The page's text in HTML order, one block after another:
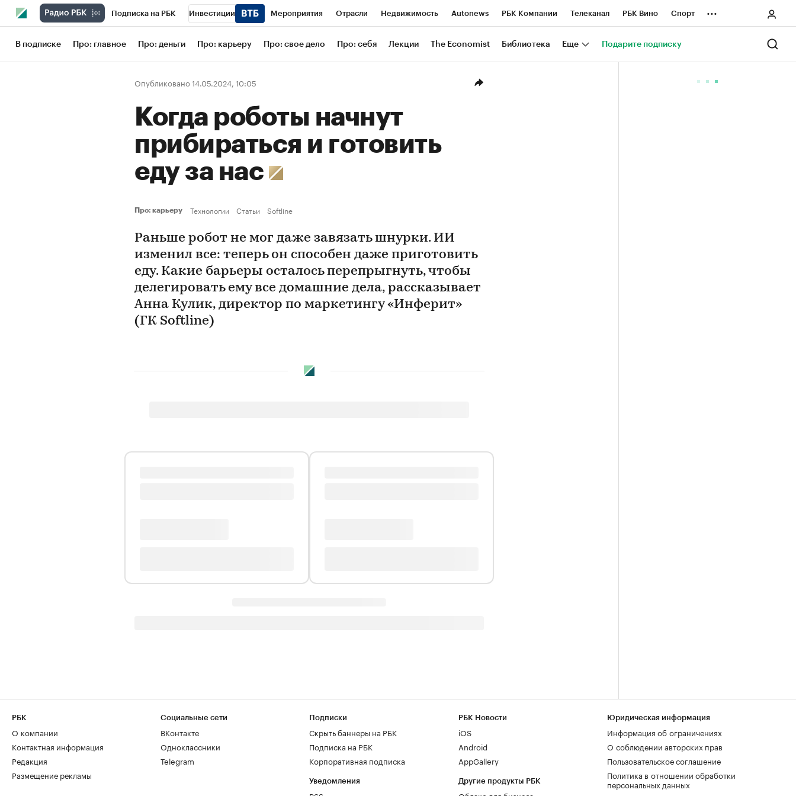
Подписка на РБК Инвестиции Мероприятия Отрасли Недвижимость Autonews РБК Компании Телеканал РБК Вино Спорт
Школа управления РБК РБК Образование РБК Life Тренды Визионеры Национальные проекты Город
Рынок наличной валюты
...
В подписке Про: главное Про: деньги Про: карьеру Про: свое дело Про: себя Лекции The Economist Библиотека Еще Подарите подписку
Опубликовано 14.05.2024, 10:05
Когда роботы начнут
прибираться и готовить
еду за нас
Про: карьеру Технологии Статьи Softline
Раньше робот не мог даже завязать шнурки. ИИ
изменил все: теперь он способен даже приготовить
еду. Какие барьеры осталось перепрыгнуть, чтобы
делегировать ему все домашние дела, рассказывает
Анна Кулик, директор по маркетингу «Инферит»
(ГК Softline)
РБК
О компании
Контактная информация
Редакция
Размещение рекламы
Социальные сети
ВКонтакте
Одноклассники
Telegram
Подписки
Скрыть баннеры на РБК
Подписка на РБК
Корпоративная подписка
Уведомления
РБК Новости
iOS
Android
AppGallery
Другие продукты РБК
Юридическая информация
Информация об ограничениях
О соблюдении авторских прав
Пользовательское соглашение
Политика в отношении обработки
персональных данных